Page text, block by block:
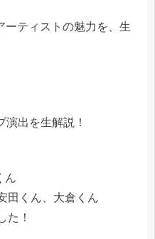
ーティストの魅力を、生
出を生解説！
ん
田くん、大倉くん
た！